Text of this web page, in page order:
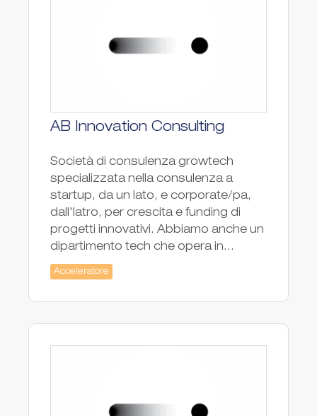
AB Innovation Consulting
Società di consulenza growtech
specializzata nella consulenza a
startup, da un lato, e corporate/pa,
dall'latro, per crescita e funding di
progetti innovativi. Abbiamo anche un
dipartimento tech che opera in...
Acceleratore